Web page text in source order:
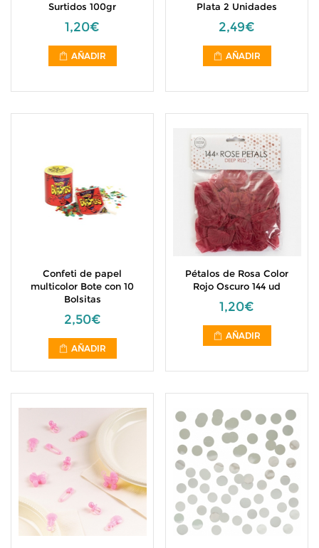
Surtidos 100gr
1,20€
AÑADIR
Plata 2 Unidades
2,49€
AÑADIR
Confeti de papel
multicolor Bote con 10
Bolsitas
2,50€
AÑADIR
Pétalos de Rosa Color
Rojo Oscuro 144 ud
1,20€
AÑADIR